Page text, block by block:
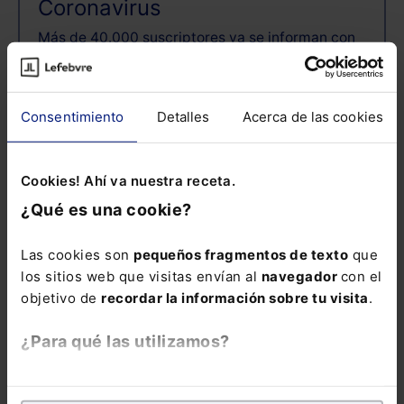
Consentimiento Detalles Acerca de las cookies
Cookies! Ahí va nuestra receta.
¿Qué es una cookie?
Las cookies son pequeños fragmentos de texto que
los sitios web que visitas envían al navegador con el
objetivo de recordar la información sobre tu visita.
¿Para qué las utilizamos?
Coronavirus
Más de 40.000 suscriptores ya se informan con
nosotros
Email:
Consulta la información básica sobre
Protección de Datos
ENVIAR